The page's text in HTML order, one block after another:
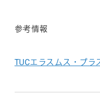
参考情報
TUCエラスムス・プラ